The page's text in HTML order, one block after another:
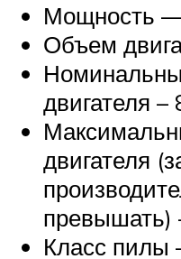
Мощность —
Объем
двигателя
двигателя
превышать)
Класс пилы